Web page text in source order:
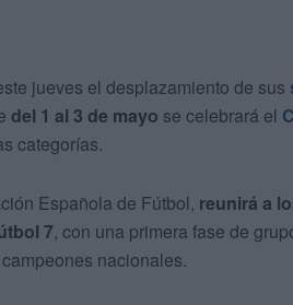
jueves el desplazamiento de sus
del 1 al 3 de mayo se celebrará el
categorías.
Española de Fútbol, reunirá a
7, con una primera fase de
nacionales.